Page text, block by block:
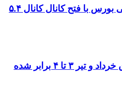
*رکوردشکنی تاریخی بورس با فتح کانال کانال ۵.۴
*چرا قبض آب و برق خرداد و تیر ۳ تا ۴ برابر شده